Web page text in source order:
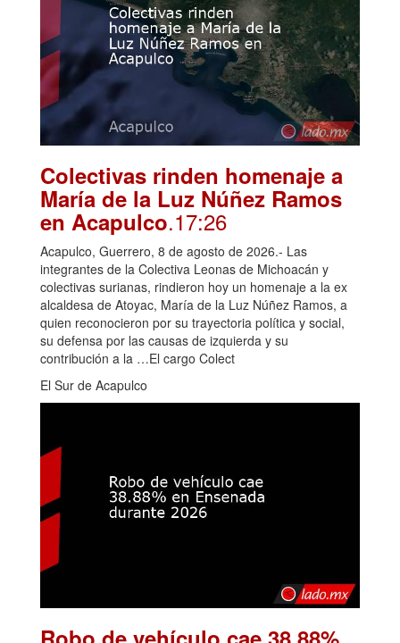
Colectivas rinden homenaje a
María de la Luz Núñez Ramos
en Acapulco.17:26
Acapulco, Guerrero, 8 de agosto de 2026.- Las
integrantes de la Colectiva Leonas de Michoacán y
colectivas surianas, rindieron hoy un homenaje a la ex
alcaldesa de Atoyac, María de la Luz Núñez Ramos, a
quien reconocieron por su trayectoria política y social,
su defensa por las causas de izquierda y su
contribución a la …El cargo Colect
El Sur de Acapulco